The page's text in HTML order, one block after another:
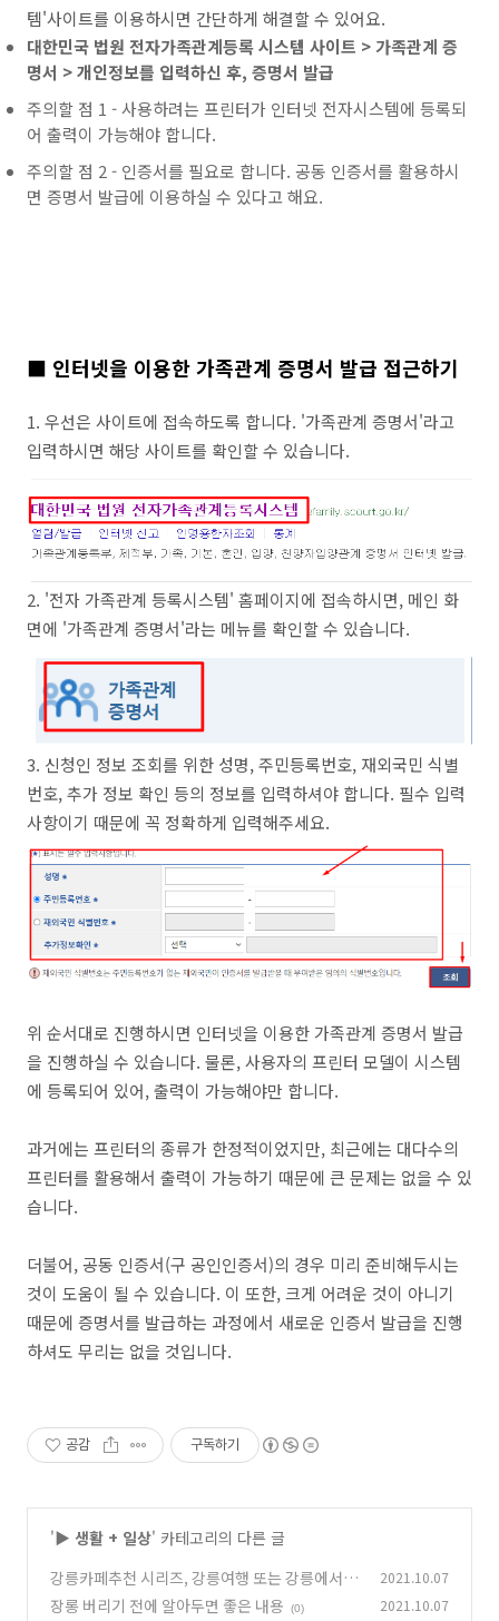
템'사이트를 이용하시면 간단하게 해결할 수 있어요.
대한민국 법원 전자가족관계등록시스템 사이트 > 가족관계 증
명서 > 개인정보를 입력하신 후, 증명서 발급
주의할 점 1 - 사용하려는 프린터가 인터넷 전자시스템에 등록되
어 출력이 가능해야 합니다.
주의할 점 2 - 인증서를 필요로 합니다. 공동 인증서를 활용하시
면 증명서 발급에 이용하실 수 있다고 해요.
■ 인터넷을 이용한 가족관계 증명서 발급 접근하기
1. 우선은 사이트에 접속하도록 합니다. '가족관계 증명서'라고
입력하시면 해당 사이트를 확인할 수 있습니다.
2. '전자 가족관계 등록시스템' 홈페이지에 접속하시면, 메인 화
면에 '가족관계 증명서'라는 메뉴를 확인할 수 있습니다.
3. 신청인 정보 조회를 위한 성명, 주민등록번호, 재외국민 식별
번호, 추가 정보 확인 등의 정보를 입력하셔야 합니다. 필수 입력
사항이기 때문에 꼭 정확하게 입력해주세요.
위 순서대로 진행하시면 인터넷을 이용한 가족관계 증명서 발급
을 진행하실 수 있습니다. 물론, 사용자의 프린터 모델이 시스템
에 등록되어 있어, 출력이 가능해야만 합니다.
과거에는 프린터의 종류가 한정적이었지만, 최근에는 대다수의
프린터를 활용해서 출력이 가능하기 때문에 큰 문제는 없을 수 있
습니다.
더불어, 공동 인증서(구 공인인증서)의 경우 미리 준비해두시는
것이 도움이 될 수 있습니다. 이 또한, 크게 어려운 것이 아니기
때문에 증명서를 발급하는 과정에서 새로운 인증서 발급을 진행
하셔도 무리는 없을 것입니다.
공감 구독하기
'▶ 생활 + 일상' 카테고리의 다른 글
강릉카페추천 시리즈, 강릉여행 또는 강릉에서의
휴식공간을 찾고 있다면 알아두면 좋아요.
2021.10.07
장롱 버리기 전에 알아두면 좋은 내용 (0) 2021.10.07